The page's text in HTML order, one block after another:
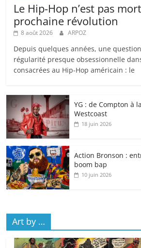
Le Hip-Hop n’est pas
prochaine révolution
8 août 2026 ARPOZ
Depuis quelques années, une
régularité presque obsessionnelle
consacrées au Hip-Hop américain : le
YG : de Compton à
Westcoast
18 juin 2026
Action Bronson :
boom bap
10 juin 2026
Art by …